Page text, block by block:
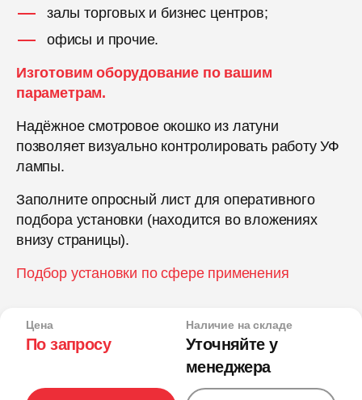
залы торговых и бизнес центров;
офисы и прочие.
Изготовим оборудование по вашим
параметрам.
Надёжное смотровое окошко из латуни
позволяет визуально контролировать работу УФ
лампы.
Заполните опросный лист для оперативного
подбора установки (находится во вложениях
внизу страницы).
Подбор установки по сфере применения
Цена
По запросу
Наличие на складе
Уточняйте у
менеджера